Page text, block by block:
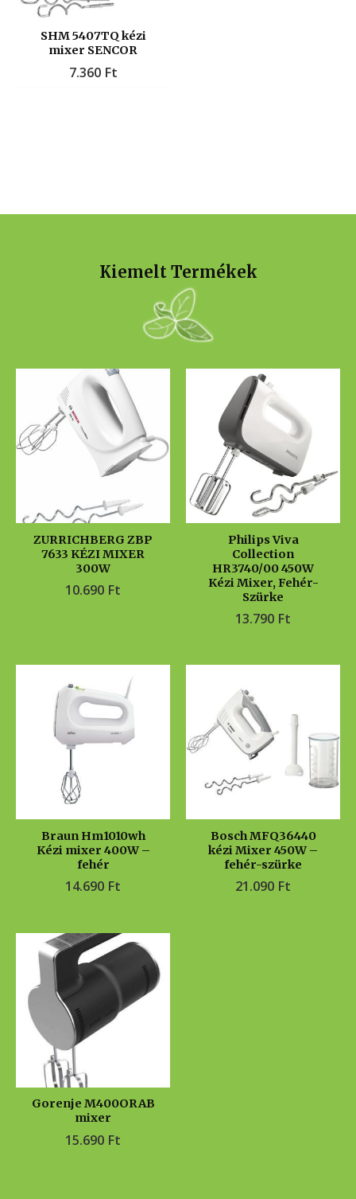
SHM 5407TQ kézi
mixer SENCOR
7.360 Ft
Kiemelt Termékek
ZURRICHBERG ZBP
7633 KÉZI MIXER
300W
10.690 Ft
Philips Viva
Collection
HR3740/00 450W
Kézi Mixer, Fehér-
Szürke
13.790 Ft
Braun Hm1010wh
Kézi mixer 400W –
fehér
14.690 Ft
Bosch MFQ36440
kézi Mixer 450W –
fehér-szürke
21.090 Ft
Gorenje M400ORAB
mixer
15.690 Ft